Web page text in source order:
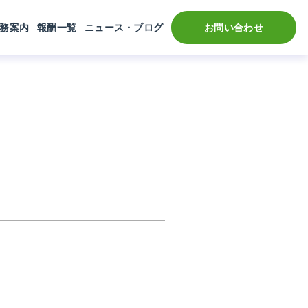
案内 報酬一覧 ニュース・ブログ お問い合わせ